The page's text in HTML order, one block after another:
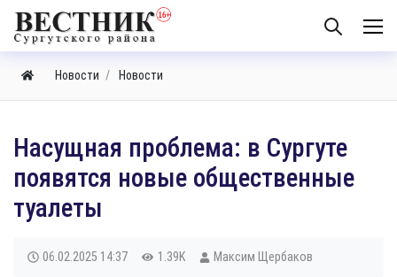
Новости Новости
Насущная проблема: в Сургуте
появятся новые общественные
туалеты
06.02.2025 14:37 1.39K Максим Щербаков